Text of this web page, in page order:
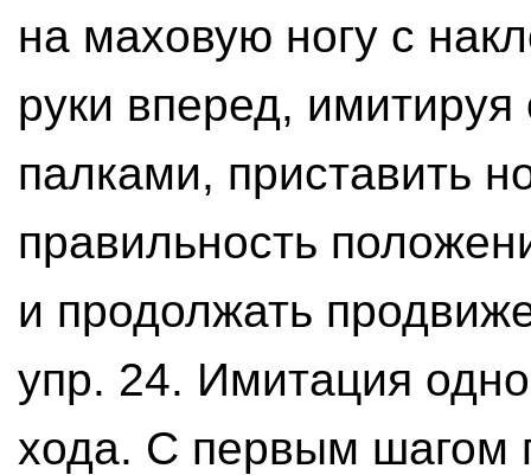
на маховую ногу с
руки вперед,
палками, приставить
правильность
и продолжать
упр. 24. Имитация
хода. С первым шагом